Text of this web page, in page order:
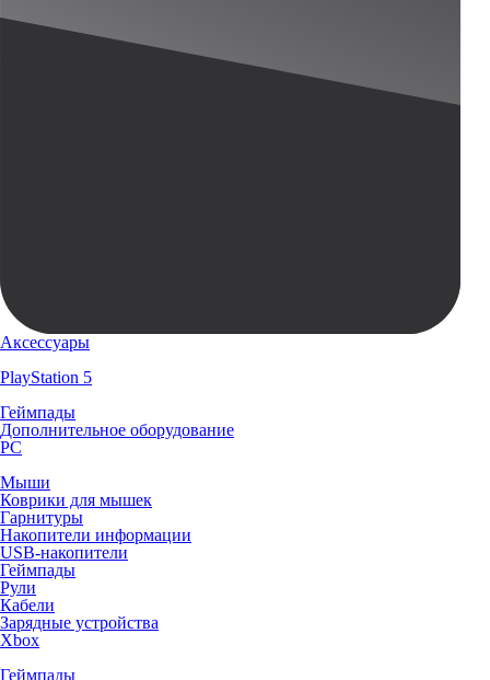
Аксессуары
PlayStation 5
Геймпады
Дополнительное оборудование
PC
Мыши
Коврики для мышек
Гарнитуры
Накопители информации
USB-накопители
Геймпады
Рули
Кабели
Зарядные устройства
Xbox
Геймпады